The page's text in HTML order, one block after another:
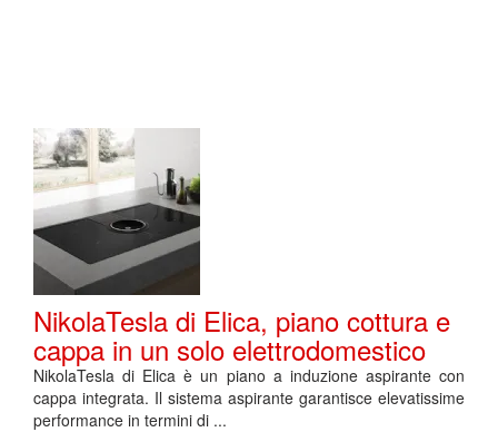
NikolaTesla di Elica, piano cottura e
cappa in un solo elettrodomestico
NikolaTesla di Elica è un piano a induzione aspirante con
cappa integrata. Il sistema aspirante garantisce elevatissime
performance in termini di ...